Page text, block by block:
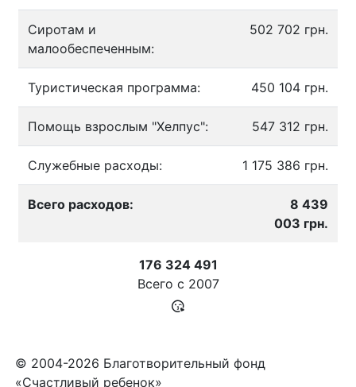
Сиротам и
малообеспеченным:
502 702 грн.
Туристическая программа: 450 104 грн.
Помощь взрослым "Хелпус": 547 312 грн.
Служебные расходы: 1 175 386 грн.
Всего расходов:
8 439
003 грн.
176 324 491
Всего с 2007
© 2004-2026 Благотворительный фонд
«Счастливый ребенок»